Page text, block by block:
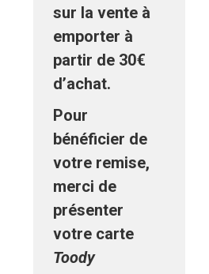
sur la vente à
emporter à
partir de 30€
d’achat.
Pour
bénéficier de
votre remise,
merci de
présenter
votre carte
Toody